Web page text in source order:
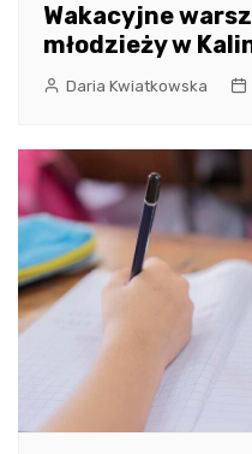
Wakacyjne
młodzieży w
Daria Kwiatkowska